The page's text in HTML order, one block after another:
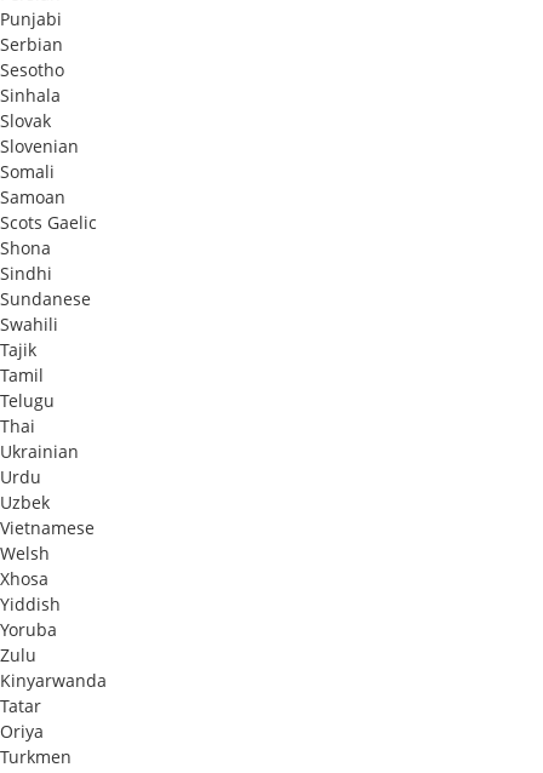
Punjabi
Serbian
Sesotho
Sinhala
Slovak
Slovenian
Somali
Samoan
Scots Gaelic
Shona
Sindhi
Sundanese
Swahili
Tajik
Tamil
Telugu
Thai
Ukrainian
Urdu
Uzbek
Vietnamese
Welsh
Xhosa
Yiddish
Yoruba
Zulu
Kinyarwanda
Tatar
Oriya
Turkmen